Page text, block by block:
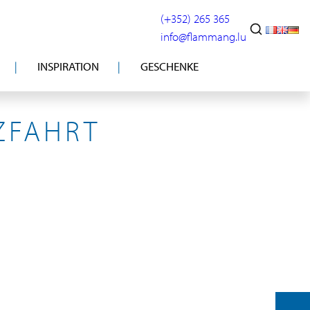
(+352) 265 365
info@flammang.lu
INSPIRATION GESCHENKE